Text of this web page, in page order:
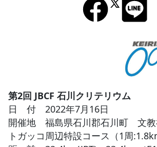
競技ガイド
エントリー
JBCF ROAD SERIES
第2回 JBCF 石川クリテリウム
日 付 2022年7月16日
開催地 福島県石川郡石川町 文教
トガッコ周辺特設コース（1周